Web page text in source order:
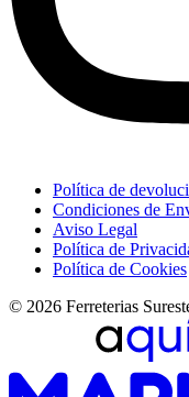
Política de
Condiciones de
Aviso Legal
Política de
Política de Cookies
© 2026 Ferreterias